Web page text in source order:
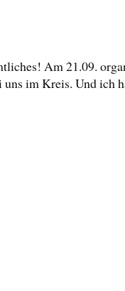
Am 21.09.
im Kreis. Und ich